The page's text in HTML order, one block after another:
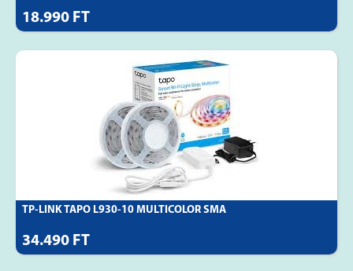
18.990 FT
TP-LINK TAPO L930-10 MULTICOLOR SMA
34.490 FT